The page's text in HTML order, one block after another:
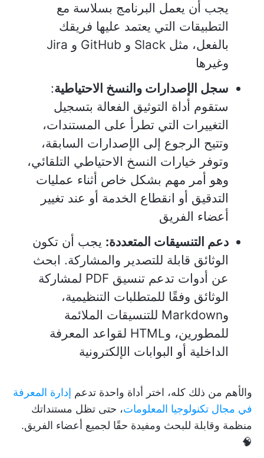
يجب أن يعمل البرنامج بسلاسة مع
التطبيقات التي يعتمد عليها فريقك
بالفعل، مثل Slack و GitHub و Jira
وغيرها
سجل الإصدارات والنسخ الاحتياطية:
ستقوم أداة التوثيق الفعالة بتسجيل
التغييرات التي تطرأ على المستندات،
وتتيح الرجوع إلى الإصدارات السابقة،
وتوفر خيارات النسخ الاحتياطي التلقائي،
وهو أمر مهم بشكل خاص أثناء عمليات
التدقيق أو انقطاع الخدمة أو عند تغيير
أعضاء الفريق
دعم التنسيقات المتعددة: يجب أن تكون
الوثائق قابلة للتصدير والمشاركة. ابحث
عن أدوات تدعم تنسيق PDF لمشاركة
الوثائق وفقًا للمتطلبات التنظيمية،
وMarkdown للتنسيقات الملائمة
للمطورين، وHTML لقواعد المعرفة
الداخلية أو البوابات الإلكترونية
والأهم من ذلك كله، اختر أداة واحدة تدعم إدارة المعرفة
في مجال تكنولوجيا المعلومات، حتى تظل مستنداتك
منظمة وقابلة للبحث ومفيدة حقًا لجميع أعضاء الفريق.
🧠